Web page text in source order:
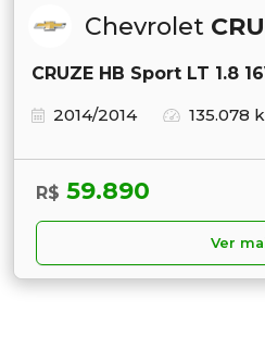
Chevrolet
CRUZE HB Sport LT 1.8
2014/2014
135.078
R$ 59.890
Ver